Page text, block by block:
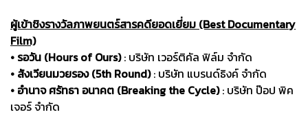
ผู้เข้าชิงรางวัลภาพยนตร์สารคดียอดเยี่ยม (Best Documentary
Film)
• รอวัน (Hours of Ours): บริษัท เวอร์ติคัล ฟิล์ม จำกัด
• สังเวียนมวยรอง (5th Round): บริษัท แบรนด์ธิงค์ จำกัด
• อำนาจ ศรัทธา อนาคต (Breaking the Cycle): บริษัท ป๊อป พิค
เจอร์ จำกัด